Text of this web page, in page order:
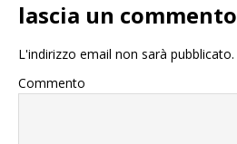
lascia un commento
L'indirizzo email non sarà pubblicato.
Commento